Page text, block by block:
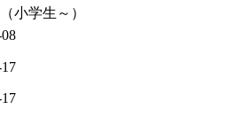
小学生～）